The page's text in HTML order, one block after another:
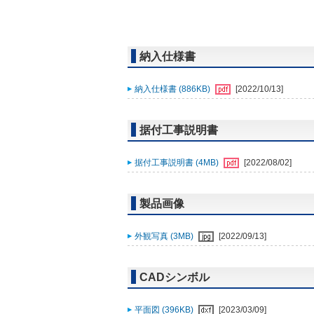
納入仕様書
納入仕様書 (886KB) [2022/10/13]
据付工事説明書
据付工事説明書 (4MB) [2022/08/02]
製品画像
外観写真 (3MB) [2022/09/13]
CADシンボル
平面図 (396KB)
[2023/03/09]